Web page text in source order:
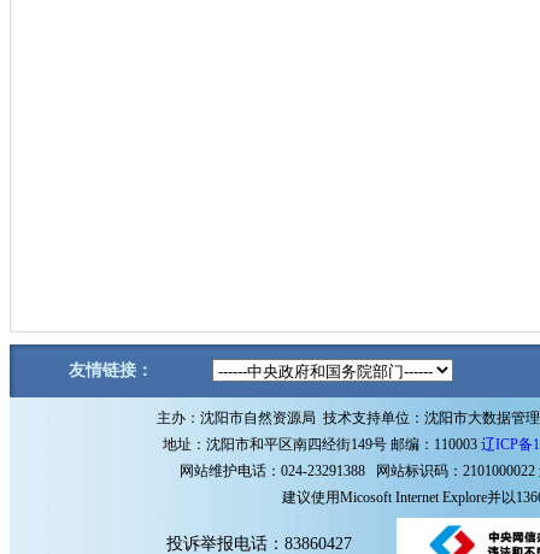
友情链接：
主办：沈阳市自然资源局 技术支持单位：沈阳市大数据管
地址：沈阳市和平区南四经街149号 邮编：110003 辽ICP备
网站维护电话：024-23291388 网站标识码：2101000022
建议使用Micosoft Internet Explore并以
投诉举报电话：83860427